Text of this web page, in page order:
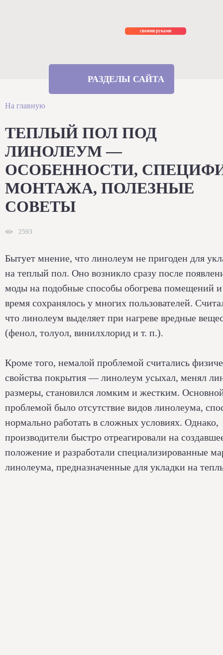
своими руками
РАЗДЕЛЫ САЙТА
На главную
ТЕПЛЫЙ ПОЛ ПОД
ЛИНОЛЕУМ —
ОСОБЕННОСТИ,
МОНТАЖА, ПОЛЕЗНЫЕ
СОВЕТЫ
2593
Бытует мнение, что линолеум не пригоден для
на теплый пол. Оно возникло сразу после
моды на подобные способы обогрева помещений и
время сохранялось у многих пользователей.
что линолеум выделяет при нагреве вредные
(фенол, толуол, винилхлорид и т. п.).
Кроме того, немалой проблемой считались
свойства покрытия — линолеум усыхал, менял
размеры, становился ломким и жестким.
проблемой было отсутствие видов линолеума,
нормально работать в сложных условиях. Однако,
производители быстро отреагировали на
положение и разработали специализированные
линолеума, предназначенные для укладки на